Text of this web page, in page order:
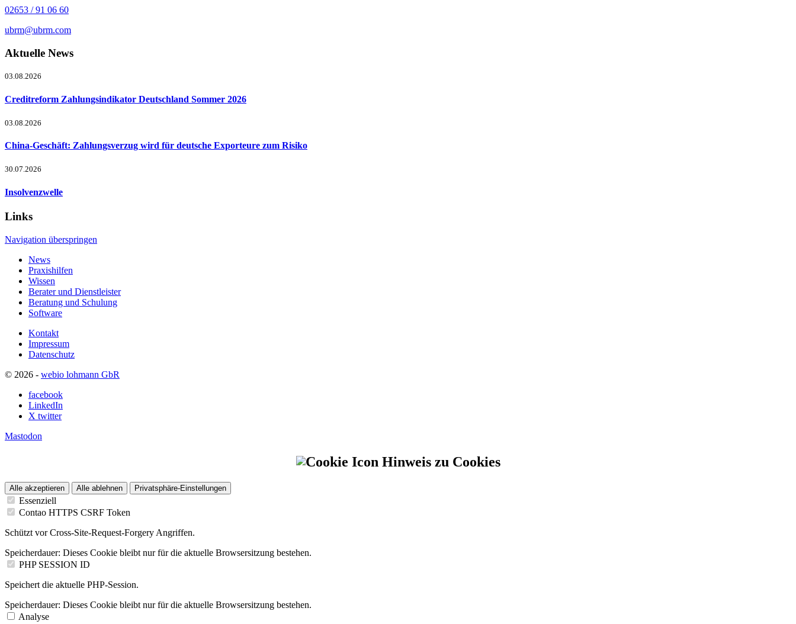
02653 / 91 06 60
ubrm@ubrm.com
Aktuelle News
03.08.2026
Creditreform Zahlungsindikator Deutschland Sommer 2026
03.08.2026
China-Geschäft: Zahlungsverzug wird für deutsche Exporteure zum Risiko
30.07.2026
Insolvenzwelle
Links
Navigation überspringen
News
Praxishilfen
Wissen
Berater und Dienstleister
Beratung und Schulung
Software
Kontakt
Impressum
Datenschutz
© 2026 - webio lohmann GbR
facebook
LinkedIn
X twitter
Mastodon
Hinweis zu Cookies
Alle akzeptieren Alle ablehnen Privatsphäre-Einstellungen
Essenziell
Contao HTTPS CSRF Token
Schützt vor Cross-Site-Request-Forgery Angriffen.
Speicherdauer: Dieses Cookie bleibt nur für die aktuelle Browsersitzung bestehen.
PHP SESSION ID
Speichert die aktuelle PHP-Session.
Speicherdauer: Dieses Cookie bleibt nur für die aktuelle Browsersitzung bestehen.
Analyse